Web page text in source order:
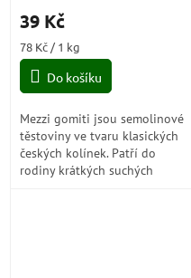
39 Kč
Měrná
cena:
78 Kč / 1 kg
Do košíku
Mezzi gomiti jsou semolinové
těstoviny ve tvaru klasických
českých kolínek. Patří do
rodiny krátkých suchých